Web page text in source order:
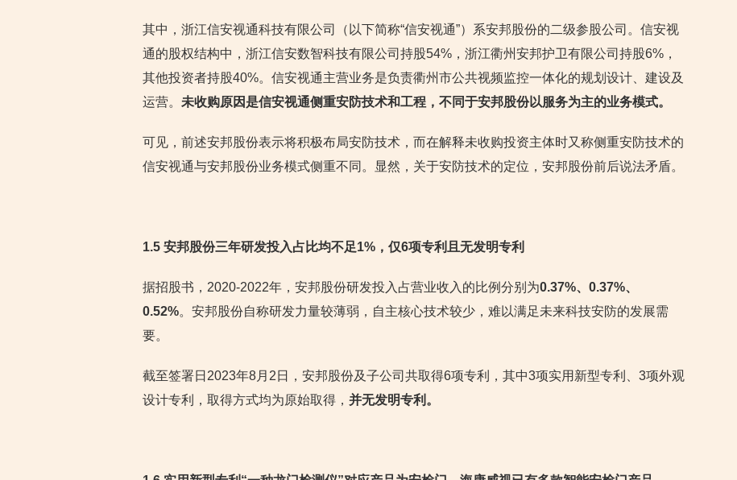
其中，浙江信安视通科技有限公司（以下简称“信安视通”）系安邦股份的二级参股公司。信安视
通的股权结构中，浙江信安数智科技有限公司持股54%，浙江衢州安邦护卫有限公司持股6%，
其他投资者持股40%。信安视通主营业务是负责衢州市公共视频监控一体化的规划设计、建设及
运营。 未收购原因是信安视通侧重安防技术和工程，不同于安邦股份以服务为主的业务模式。
可见，前述安邦股份表示将积极布局安防技术，而在解释未收购投资主体时又称侧重安防技术的
信安视通与安邦股份业务模式侧重不同。显然，关于安防技术的定位，安邦股份前后说法矛盾。
1.5 安邦股份三年研发投入占比均不足1%，仅6项专利且无发明专利
据招股书，2020-2022年，安邦股份研发投入占营业收入的比例分别为0.37%、0.37%、
0.52%。安邦股份自称研发力量较薄弱，自主核心技术较少，难以满足未来科技安防的发展需
要。
截至签署日2023年8月2日，安邦股份及子公司共取得6项专利，其中3项实用新型专利、3项外观
设计专利，取得方式均为原始取得， 并无发明专利。